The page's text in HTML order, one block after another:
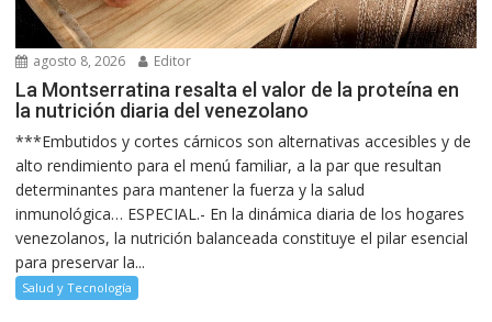
agosto 8, 2026 Editor
La Montserratina resalta el valor de la proteína en
la nutrición diaria del venezolano
***Embutidos y cortes cárnicos son alternativas accesibles y de
alto rendimiento para el menú familiar, a la par que resultan
determinantes para mantener la fuerza y la salud
inmunológica… ESPECIAL.- En la dinámica diaria de los hogares
venezolanos, la nutrición balanceada constituye el pilar esencial
para preservar la...
Salud y Tecnología